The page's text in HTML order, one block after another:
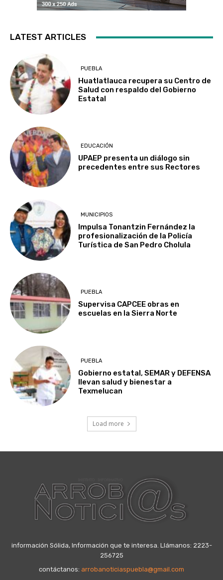
LATEST ARTICLES
PUEBLA
Huatlatlauca recupera su Centro de
Salud con respaldo del Gobierno
Estatal
EDUCACIÓN
UPAEP presenta un diálogo sin
precedentes entre sus Rectores
MUNICIPIOS
Impulsa Tonantzin Fernández la
profesionalización de la Policía
Turística de San Pedro Cholula
PUEBLA
Supervisa CAPCEE obras en
escuelas en la Sierra Norte
PUEBLA
Gobierno estatal, SEMAR y DEFENSA
llevan salud y bienestar a
Texmelucan
Load more
información Sólida, Información que te interesa. Llámanos: 2223-
256725
contáctanos: arrobanoticiaspuebla@gmail.com